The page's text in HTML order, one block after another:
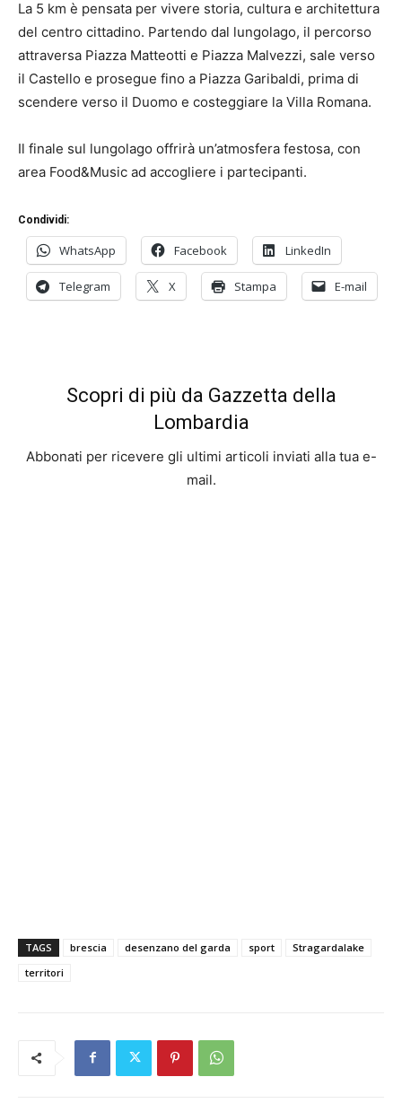
La 5 km è pensata per vivere storia, cultura e architettura
del centro cittadino. Partendo dal lungolago, il percorso
attraversa Piazza Matteotti e Piazza Malvezzi, sale verso
il Castello e prosegue fino a Piazza Garibaldi, prima di
scendere verso il Duomo e costeggiare la Villa Romana.
Il finale sul lungolago offrirà un’atmosfera festosa, con
area Food&Music ad accogliere i partecipanti.
Condividi:
WhatsApp Facebook LinkedIn
Telegram X Stampa E-mail
Scopri di più da Gazzetta della
Lombardia
Abbonati per ricevere gli ultimi articoli inviati alla tua e-
mail.
TAGS brescia desenzano del garda sport
Stragardalake
territori